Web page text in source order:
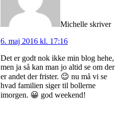
Michelle skriver
6. maj 2016 kl. 17:16
Det er godt nok ikke min blog hehe,
men ja så kan man jo altid se om der
er andet der frister. 😉 nu må vi se
hvad familien siger til bollerne
imorgen. 😀 god weekend!